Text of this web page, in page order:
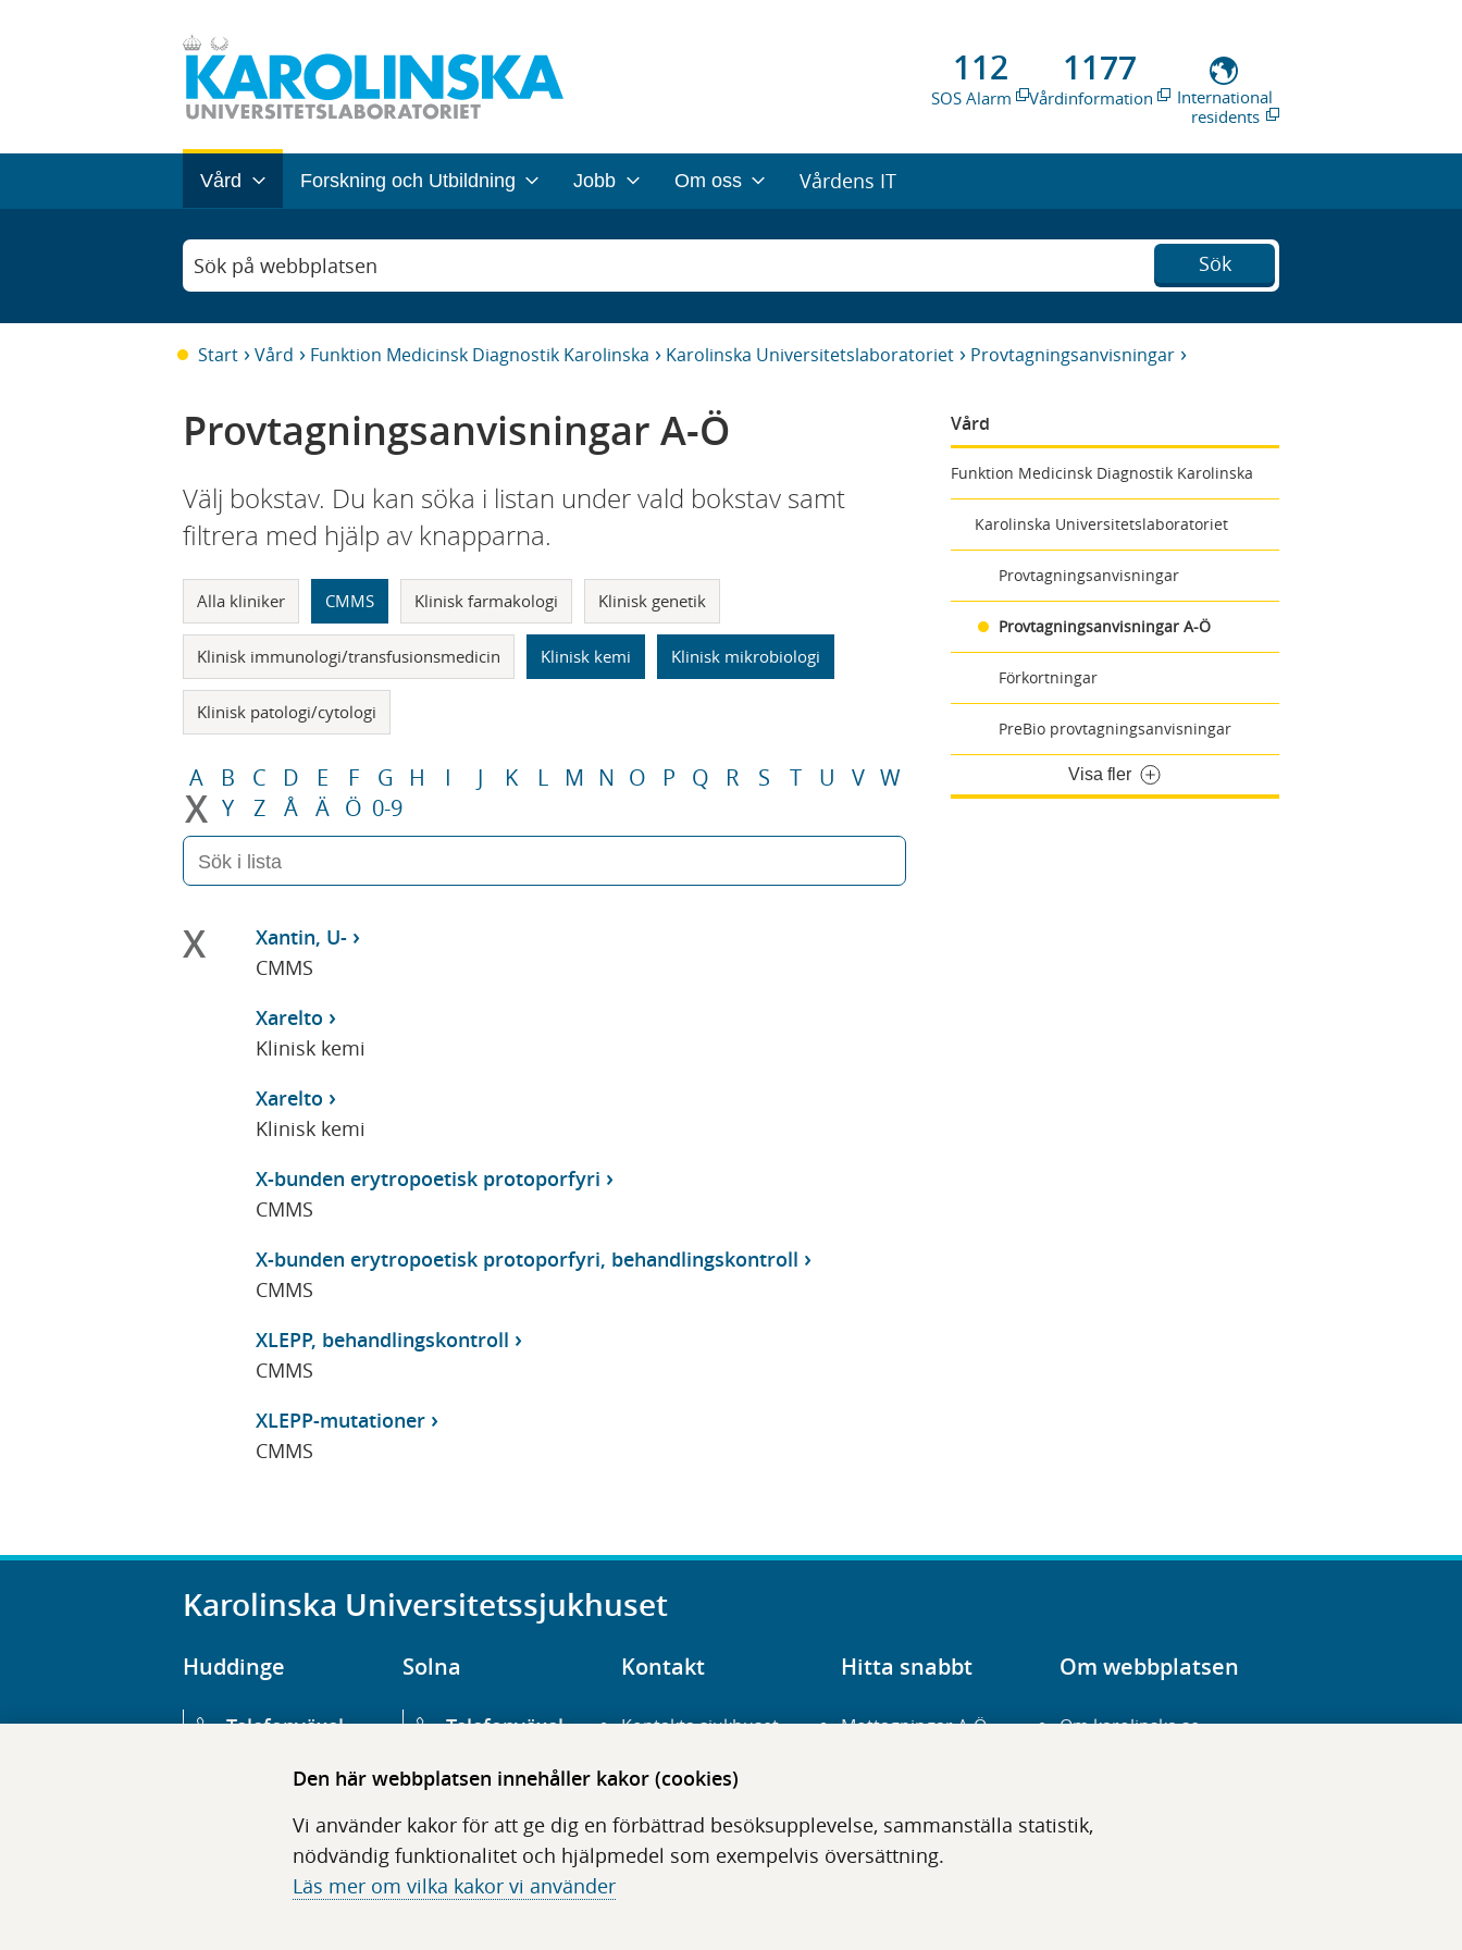
Den här webbplatsen innehåller kakor (cookies)
Vi använder kakor för att ge dig en förbättrad besöksupplevelse, sammanställa statistik,
nödvändig funktionalitet och hjälpmedel som exempelvis översättning.
Läs mer om vilka kakor vi använder
112
SOS Alarm
1177
Vårdinformation
International
residents
Vård Forskning och Utbildning Jobb Om oss Vårdens IT
Sök på webbplatsen Sök
Start Vård Funktion Medicinsk Diagnostik Karolinska Karolinska Universitetslaboratoriet Provtagningsanvisningar
Vård
Funktion Medicinsk Diagnostik Karolinska
Karolinska Universitetslaboratoriet
Provtagningsanvisningar
Provtagningsanvisningar A-Ö
Förkortningar
PreBio provtagningsanvisningar
Visa fler
Provtagningsanvisningar A-Ö
Välj bokstav. Du kan söka i listan under vald bokstav samt
filtrera med hjälp av knapparna.
Alla kliniker CMMS Klinisk farmakologi Klinisk genetik
Klinisk immunologi/transfusionsmedicin Klinisk kemi Klinisk mikrobiologi
Klinisk patologi/cytologi
A B C D E F G H I J K L M N O P Q R S T U V W
X Y Z Å Ä Ö 0-9
X
Xantin, U-
CMMS
Xarelto
Klinisk kemi
Xarelto
Klinisk kemi
X-bunden erytropoetisk protoporfyri
CMMS
X-bunden erytropoetisk protoporfyri, behandlingskontroll
CMMS
XLEPP, behandlingskontroll
CMMS
XLEPP-mutationer
CMMS
Karolinska Universitetssjukhuset
Huddinge
Telefonväxel
Hälsovägen 13
Solna
Telefonväxel
Eugeniavägen 3
Kontakt
Kontakta sjukhuset
Hitta hit
Press
Hitta snabbt
Mottagningar A-Ö
Digitala tjänster
Om webbplatsen
Om karolinska.se
Tillgänglighet